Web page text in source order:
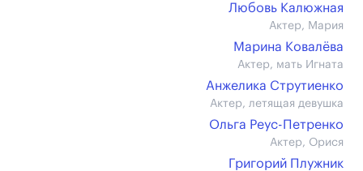
Любовь Калюжная
Актер, Мария
Марина Ковалёва
Актер, мать Игната
Анжелика Струтиенко
Актер, летящая девушка
Ольга Реус-Петренко
Актер, Орися
Григорий Плужник